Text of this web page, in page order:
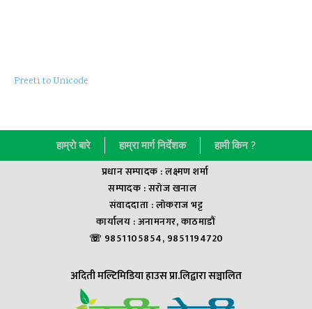
Preeti to Unicode
हाम्राे बारे हाम्रा मार्ग निर्देशक हामी किन ?
प्रधान सम्पादक : लक्ष्मण शर्मा
सम्पादक : सराेज खनाल
संवाददाता : लाेकराज भट्ट
कार्यालय : अनामनगर, काठमाडौं
☏ 9851105854, 9851194720
अदिती मल्टिमिडिया हाउस प्रा.लिद्वारा सञ्चालित